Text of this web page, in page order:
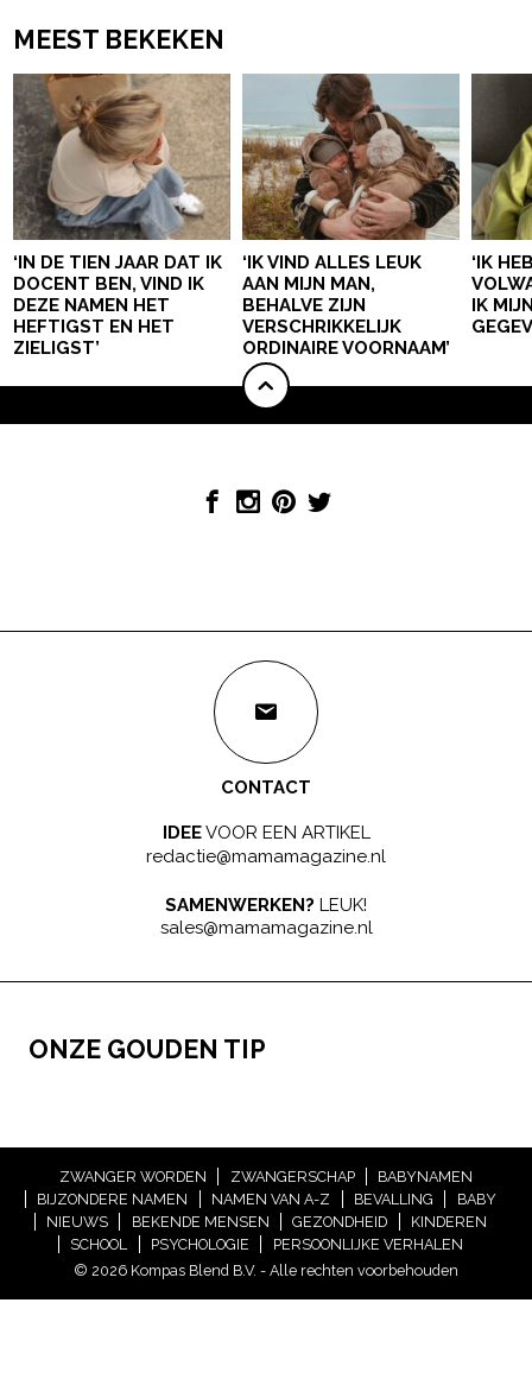
MEEST BEKEKEN
‘IN DE TIEN JAAR DAT IK
DOCENT BEN, VIND IK
DEZE NAMEN HET
HEFTIGST EN HET
ZIELIGST’
‘IK VIND ALLES LEUK
AAN MIJN MAN,
BEHALVE ZIJN
VERSCHRIKKELIJK
ORDINAIRE VOORNAAM’
‘IK
IK
CONTACT
IDEEVOOR EEN ARTIKEL
redactie@mamamagazine.nl
SAMENWERKEN? LEUK!
sales@mamamagazine.nl
ONZE GOUDEN TIP
ZWANGER WORDEN ZWANGERSCHAP
BABYNAMEN
BIJZONDERE NAMEN
NAMEN VAN A-Z BEVALLING
BABY
NIEUWS
BEKENDE MENSEN GEZONDHEID
KINDEREN
SCHOOL
PSYCHOLOGIE
PERSOONLIJKE VERHALEN
© 2026 Kompas Blend B.V. - Alle rechten voorbehouden